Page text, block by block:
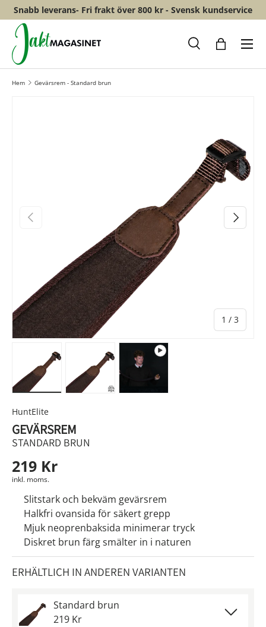
HOPPA TILL INNEHÅLL
Snabb leverans- Fri frakt över 800 kr - Svensk kundservice
Sök
Meny
Hem Gevärsrem - Standard brun
FÖREGÅENDE
1 / av
3
NÄSTA
HuntElite
GEVÄRSREM
STANDARD BRUN
219 Kr
inkl. moms.
Slitstark och bekväm gevärsrem
Halkfri ovansida för säkert grepp
Mjuk neoprenbaksida minimerar tryck
Diskret brun färg smälter in i naturen
ERHÄLTLICH IN ANDEREN VARIANTEN
Standard brun
219 Kr